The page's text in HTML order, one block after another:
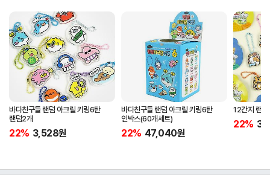
바다친구들 랜덤 아크릴 키링6탄
랜덤2개
22% 3,528원
바다친구들 랜덤 아크릴 키링6탄
인박스(60개세트)
22% 47,040원
12간지 랜
22%